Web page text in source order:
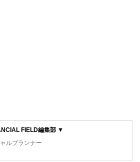
FIELD編集部 ▼
ルプランナー
集部は、金融、経済に関する記事を、日々